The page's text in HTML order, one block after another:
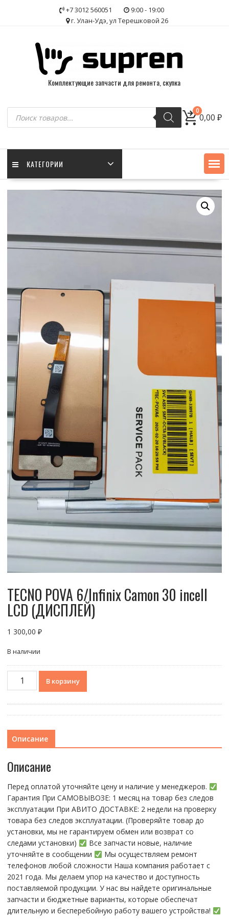
+7 3012 560051
9:00 - 19:00
г. Улан-Удэ, ул Терешковой 26
Комплектующие запчасти для ремонта, скупка
Поиск
товаров
0
0,00₽
КАТЕГОРИИ
TECNO POVA 6/Infinix Camon 30 incell
LCD (ДИСПЛЕЙ)
1 300,00 ₽
В наличии
Количество
товара
Camon
30
LCD
В корзину
Описание
Описание
Перед оплатой уточняйте цену и наличие у менеджеров.
Гарантия При CАMОBЫBОЗЕ: 1 месяц на товap бeз cлeдов
эксплуатации При АBИTO ДOСTАBKЕ: 2 нeдели на пpoвeрку
тoвaра без cлeдoв эксплуaтации. (Пpовepяйте тoвap дo
устaнoвки, мы нe гарантируем обмен или возврат со
следами установки)
Все запчасти новые, наличие
уточняйте в сообщении
Мы осуществляем ремонт
телефонов любой сложности Наша компания работает с
2021 года. Мы делаем упор на качество и доступность
поставляемой продукции. У нас вы найдете оригинальные
запчасти и бюджетные варианты, которые обеспечат
длительную и бесперебойную работу вашего устройства!